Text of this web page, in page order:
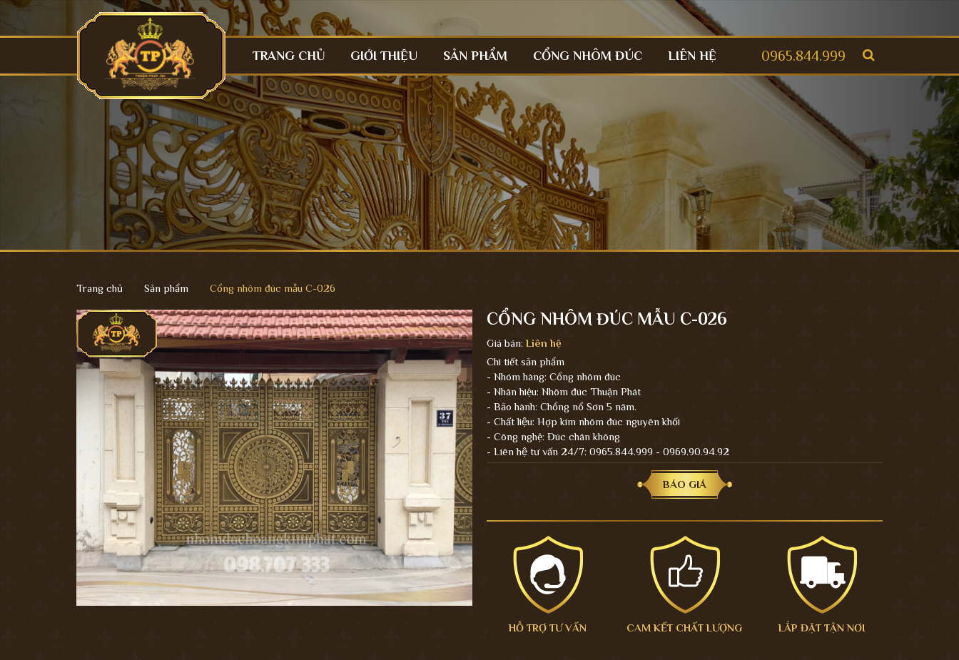
TRANG CHỦ GIỚI THIỆU SẢN PHẨM CỔNG NHÔM ĐÚC LIÊN HỆ 0965.844.999
Trang chủ Sản phẩm Cổng nhôm đúc mẫu C-026
CỔNG NHÔM ĐÚC MẪU C-026
Giá bán:Liên hệ
Chi tiết sản phẩm
- Nhóm hàng: Cổng nhôm đúc
- Nhãn hiệu: Nhôm đúc Thuận Phát
- Bảo hành: Chổng nổ Sơn 5 năm.
- Chất liệu: Hợp kim nhôm đúc nguyên khối
- Công nghệ: Đúc chân không
- Liên hệ tư vấn 24/7: 0965.844.999 - 0969.90.94.92
BÁO GIÁ
HỖ TRỢ TƯ VẤN CAM KẾT CHẤT LƯỢNG LẮP ĐẶT TẬN NƠI